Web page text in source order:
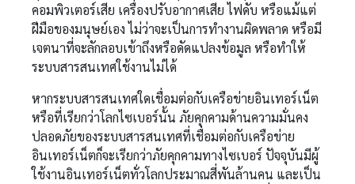
คอมพิวเตอร์เสีย เครื่องปรับอากาศเสีย ไฟดับ หรือแม้แต่
ฝีมือของมนุษย์เอง ไม่ว่าจะเป็นการทำงานผิดพลาด หรือมี
เจตนาที่จะลักลอบเข้าถึงหรือดัดแปลงข้อมูล หรือทำให้
ระบบสารสนเทศใช้งานไม่ได้
หากระบบสารสนเทศใดเชื่อมต่อกับเครือข่ายอินเทอร์เน็ต
หรือที่เรียกว่าโลกไซเบอร์นั้น ภัยคุกคามด้านความมั่นคง
ปลอดภัยของระบบสารสนเทศที่เชื่อมต่อกับเครือข่าย
อินเทอร์เน็ตก็จะเรียกว่าภัยคุกคามทางไซเบอร์ ปัจจุบันมีผู้
ใช้งานอินเทอร์เน็ตทั่วโลกประมาณสี่พันล้านคน และเป็น